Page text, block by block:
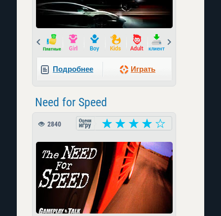
Prev
Подробнее Играть
Need for Speed
2840